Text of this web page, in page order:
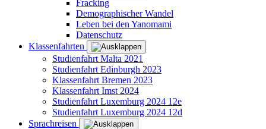
Fracking
Demographischer Wandel
Leben bei den Yanomami
Datenschutz
Klassenfahrten
Studienfahrt Malta 2021
Studienfahrt Edinburgh 2023
Klassenfahrt Bremen 2023
Klassenfahrt Imst 2024
Studienfahrt Luxemburg 2024 12e
Studienfahrt Luxemburg 2024 12d
Sprachreisen